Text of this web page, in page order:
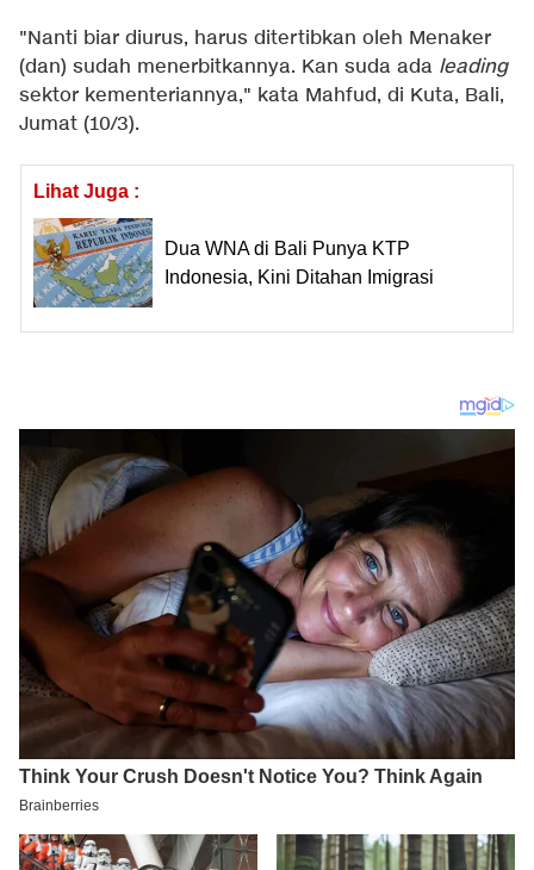
"Nanti biar diurus, harus ditertibkan oleh Menaker
(dan) sudah menerbitkannya. Kan suda ada leading
sektor kementeriannya," kata Mahfud, di Kuta, Bali,
Jumat (10/3).
Lihat Juga :
Dua WNA di Bali Punya KTP
Indonesia, Kini Ditahan Imigrasi